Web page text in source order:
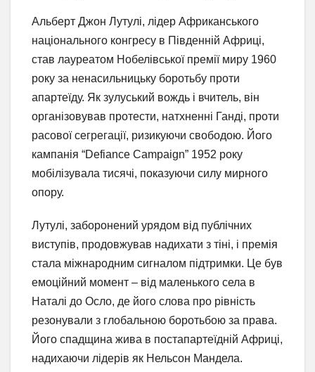
Альберт Джон Лутулі, лідер Африканського
національного конгресу в Південній Африці,
став лауреатом Нобелівської премії миру 1960
року за ненасильницьку боротьбу проти
апартеїду. Як зулуський вождь і вчитель, він
організовував протести, натхненні Ганді, проти
расової сегрегації, ризикуючи свободою. Його
кампанія “Defiance Campaign” 1952 року
мобілізувала тисячі, показуючи силу мирного
опору.
Лутулі, заборонений урядом від публічних
виступів, продовжував надихати з тіні, і премія
стала міжнародним сигналом підтримки. Це був
емоційний момент – від маленького села в
Наталі до Осло, де його слова про рівність
резонували з глобальною боротьбою за права.
Його спадщина жива в постапартеїдній Африці,
надихаючи лідерів як Нельсон Мандела.